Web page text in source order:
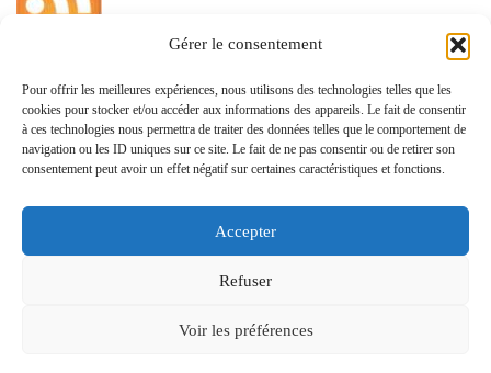
Gérer le consentement
Pour offrir les meilleures expériences, nous utilisons des technologies telles que les
cookies pour stocker et/ou accéder aux informations des appareils. Le fait de consentir
à ces technologies nous permettra de traiter des données telles que le comportement de
navigation ou les ID uniques sur ce site. Le fait de ne pas consentir ou de retirer son
consentement peut avoir un effet négatif sur certaines caractéristiques et fonctions.
Accepter
Refuser
Voir les préférences
»
Politique de confidentialité
www.monvoisin.xyz © 2026. Tous droits réservés.